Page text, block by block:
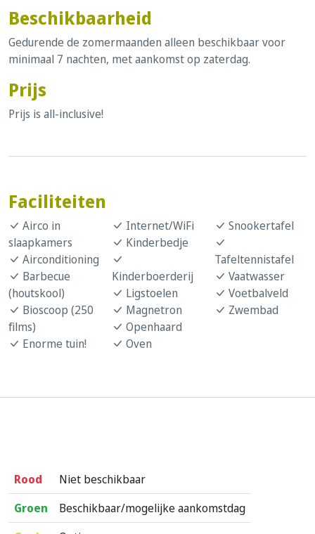
Beschikbaarheid
Gedurende de zomermaanden alleen beschikbaar voor
minimaal 7 nachten, met aankomst op zaterdag.
Prijs
Prijs is all-inclusive!
Faciliteiten
Airco in
slaapkamers
Airconditioning
Barbecue
(houtskool)
Bioscoop (250
films)
Enorme tuin!
Internet/WiFi
Kinderbedje
Kinderboerderij
Ligstoelen
Magnetron
Openhaard
Oven
Snookertafel
Tafeltennistafel
Vaatwasser
Voetbalveld
Zwembad
Rood
Niet beschikbaar
Groen
Beschikbaar/mogelijke aankomstdag